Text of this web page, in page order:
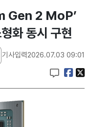
Gen 2 MoP’
화 동시 구현
기사입력2026.07.03 09:01